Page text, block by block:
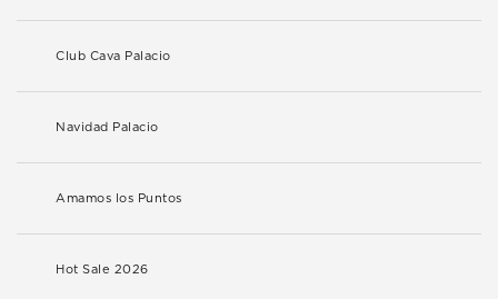
Club Cava Palacio
Navidad Palacio
Amamos los Puntos
Hot Sale 2026